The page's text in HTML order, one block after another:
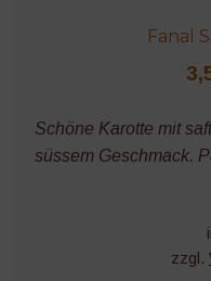
Fanal
Schöne Karotte mit
süssem Geschmack.
zzgl.